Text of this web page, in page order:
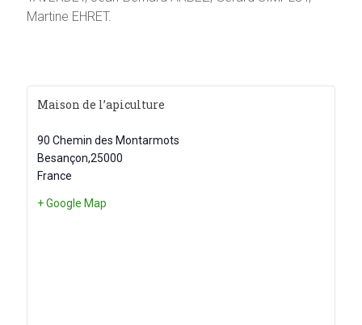
Martine EHRET.
Maison de l’apiculture
90 Chemin des Montarmots
Besançon,25000
France
+ Google Map